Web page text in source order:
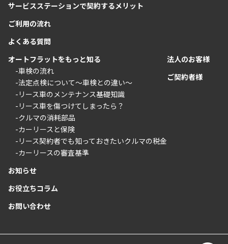
サービスステーションで契約するメリット
ご利用の流れ
よくある質問
オートフラットをもっと知る
-車検の流れ
-法定点検について〜車検との違い〜
-リース車のメンテナンス基礎知識
-リース車を傷つけてしまったら？
-クルマの消耗部品
-カーリースと保険
-リース契約者でも知っておきたいクルマの税金
-カーリースの審査基準
お知らせ
お役立ちコラム
お問い合わせ
法人のお客様
ご契約者様